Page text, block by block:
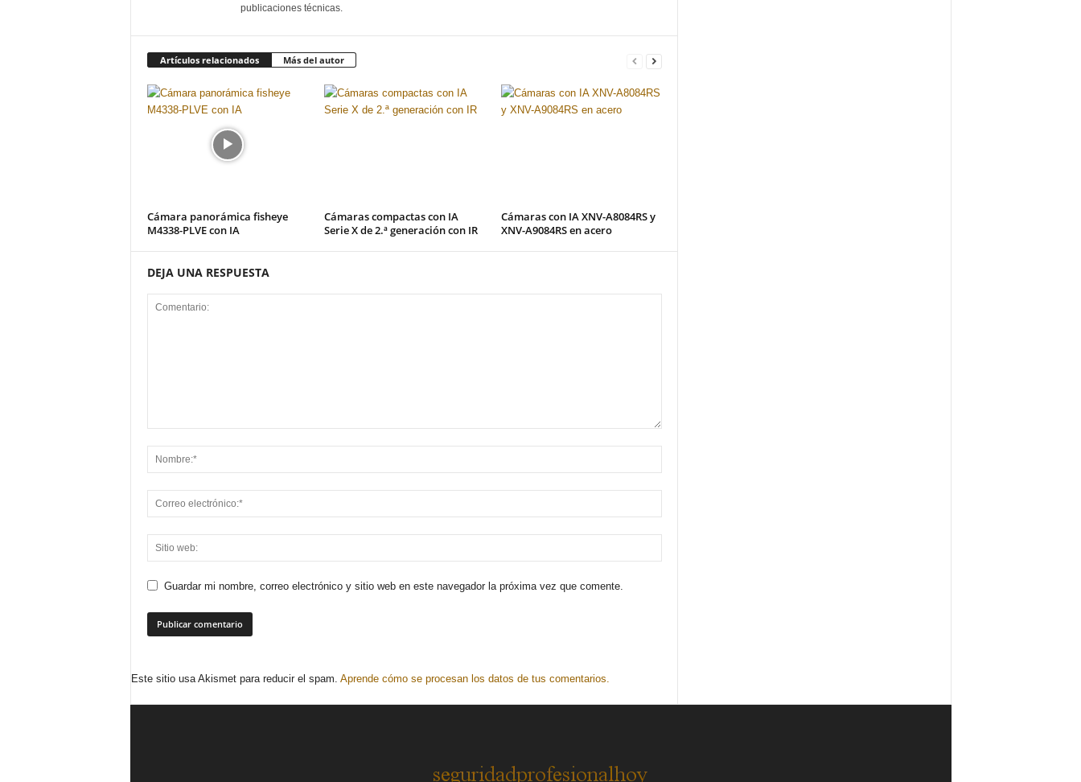
publicaciones técnicas.
Artículos relacionados Más del autor
Cámara panorámica fisheye
M4338-PLVE con IA
Cámaras compactas con IA
Serie X de 2.ª generación con IR
Cámaras con IA XNV-A8084RS y
XNV-A9084RS en acero
DEJA UNA RESPUESTA
Guardar mi nombre, correo electrónico y sitio web en este navegador la próxima vez que comente.
Este sitio usa Akismet para reducir el spam. Aprende cómo se procesan los datos de tus comentarios.